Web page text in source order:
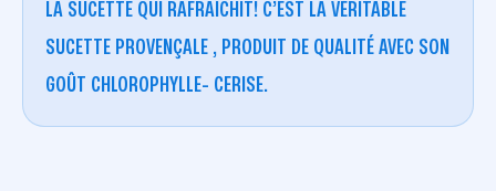
LA SUCETTE QUI RAFRAÎCHIT! C’EST LA VÉRITABLE
SUCETTE PROVENÇALE , PRODUIT DE QUALITÉ AVEC SON
GOÛT CHLOROPHYLLE- CERISE.